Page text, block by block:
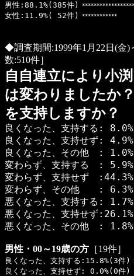
男性:88.1%(385件)
女性:11.9%( 52件) ************
◆調査期間:1999年1月22日(金)
数:510件］
自自連立により小
は変わりましたか
を支持しますか？
良くなった、支持する:
良くなった、支持せず:
良くなった、その他 :
変わらず、支持する :
変わらず、支持せず
変わらず、その他 :
悪くなった、支持する:
悪くなった、支持せず
悪くなった、その他 :
男性・00～19歳の方 ［19件］
良くなった、支持する:15.8%(3件)
良くなった、支持せず: 0.0%(0件)